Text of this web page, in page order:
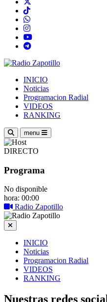
INICIO
Noticias
Programacion Radial
VIDEOS
RANKING
menu
DIRECTO
Programa
No disponible
hora: 00:00
Radio Zapotillo
INICIO
Noticias
Programacion Radial
VIDEOS
RANKING
Nuestras redes